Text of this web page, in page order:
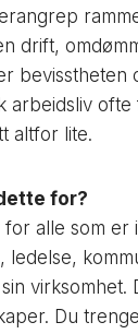
drift,
bevisstheten
arbeidsliv ofte
altfor lite.
for?
alle som er
ledelse,
virksomhet.
Du